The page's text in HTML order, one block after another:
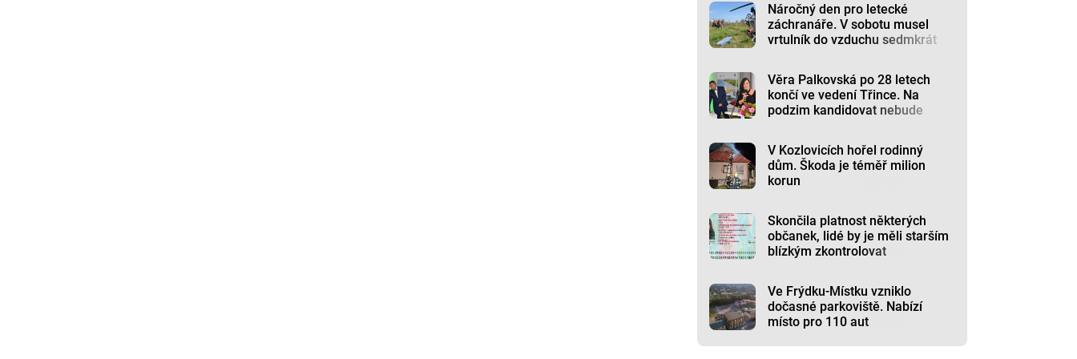
Náročný den pro letecké
záchranáře. V sobotu musel
vrtulník do vzduchu sedmkrát
Věra Palkovská po 28 letech
končí ve vedení Třince. Na
podzim kandidovat nebude
V Kozlovicích hořel rodinný
dům. Škoda je téměř milion
korun
Skončila platnost některých
občanek, lidé by je měli starším
blízkým zkontrolovat
Ve Frýdku-Místku vzniklo
dočasné parkoviště. Nabízí
místo pro 110 aut